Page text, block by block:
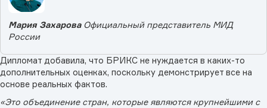
Мария Захарова Официальный представитель МИД
России
Дипломат добавила, что БРИКС не нуждается в каких-то
дополнительных оценках, поскольку демонстрирует все на
основе реальных фактов.
«Это объединение стран, которые являются крупнейшими с